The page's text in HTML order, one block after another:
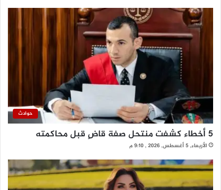
حوادث
5 أخطاء كشفت منتحل صفة قاضٍ قبل محاكمته
الأربعاء, 5 أغسطس, 2026 , 9:10 م